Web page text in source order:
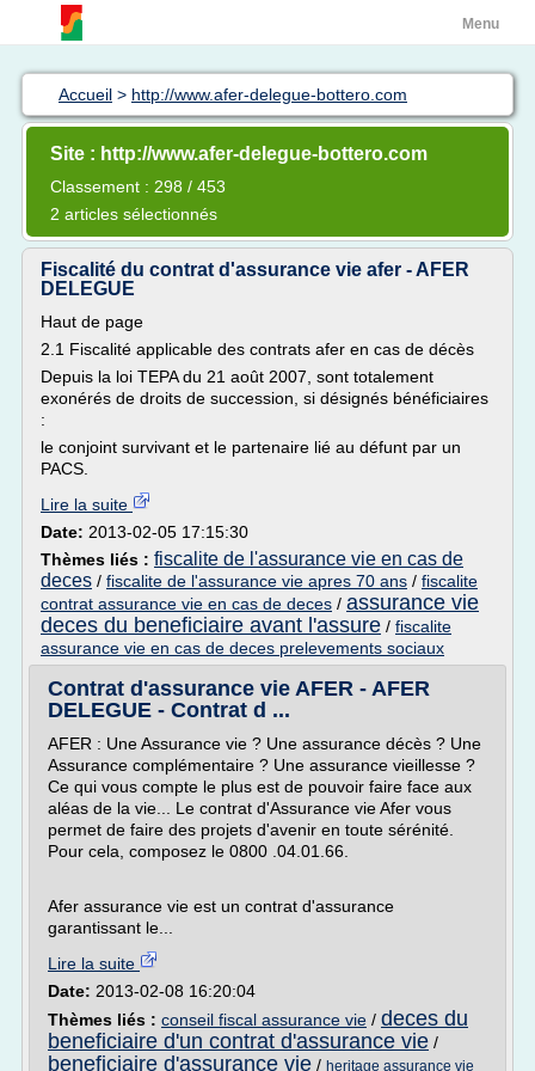
Menu
Accueil > http://www.afer-delegue-bottero.com
Site : http://www.afer-delegue-bottero.com
Classement : 298 / 453
2 articles sélectionnés
Fiscalité du contrat d'assurance vie afer - AFER
DELEGUE
Haut de page
2.1 Fiscalité applicable des contrats afer en cas de décès
Depuis la loi TEPA du 21 août 2007, sont totalement
exonérés de droits de succession, si désignés bénéficiaires
:
le conjoint survivant et le partenaire lié au défunt par un
PACS.
Lire la suite
Date: 2013-02-05 17:15:30
Thèmes liés : fiscalite de l'assurance vie en cas de
deces / fiscalite de l'assurance vie apres 70 ans / fiscalite
contrat assurance vie en cas de deces / assurance vie
deces du beneficiaire avant l'assure / fiscalite
assurance vie en cas de deces prelevements sociaux
Contrat d'assurance vie AFER - AFER
DELEGUE - Contrat d ...
AFER : Une Assurance vie ? Une assurance décès ? Une
Assurance complémentaire ? Une assurance vieillesse ?
Ce qui vous compte le plus est de pouvoir faire face aux
aléas de la vie... Le contrat d'Assurance vie Afer vous
permet de faire des projets d'avenir en toute sérénité.
Pour cela, composez le 0800 .04.01.66.
Afer assurance vie est un contrat d'assurance
garantissant le...
Lire la suite
Date: 2013-02-08 16:20:04
Thèmes liés : conseil fiscal assurance vie / deces du
beneficiaire d'un contrat d'assurance vie /
beneficiaire d'assurance vie / heritage assurance vie